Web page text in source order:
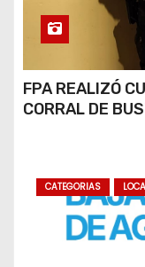
FPA REALIZÓ
CORRAL DE
CATEGORIAS